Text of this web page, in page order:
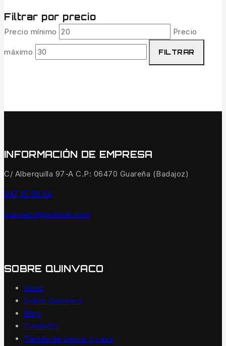
Filtrar por precio
Precio mínimo Precio
máximo FILTRAR
INFORMACIÓN DE EMPRESA
C/ Alberquilla 97-A C.P: 06470 Guareña (Badajoz)
647 15 56 54
quinvaco@outlook.com
SOBRE QUINVACO
Inicio
Sobre Quinvaco
Blog
Contacto
Tienda de pesca y caza